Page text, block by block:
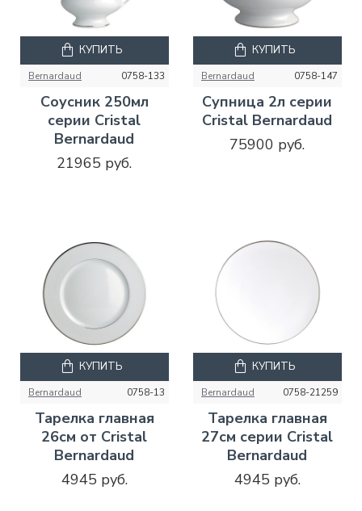
Bernardaud 0758-133
Соусник 250мл
серии Cristal
Bernardaud
21965 руб.
КУПИТЬ
Bernardaud 0758-147
Супница 2л серии
Cristal Bernardaud
75900 руб.
КУПИТЬ
Bernardaud 0758-13
Тарелка главная
26см от Cristal
Bernardaud
4945 руб.
КУПИТЬ
Bernardaud 0758-21259
Тарелка главная
27см серии Cristal
Bernardaud
4945 руб.
КУПИТЬ